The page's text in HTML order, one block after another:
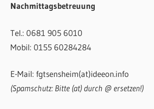
Nachmittagsbetreuung
Tel.: 0681 905 6010
Mobil: 0155 60284284
E-Mail: fgtsensheim(at)ideeon.info
(Spamschutz: Bitte (at) durch @ ersetzen!)